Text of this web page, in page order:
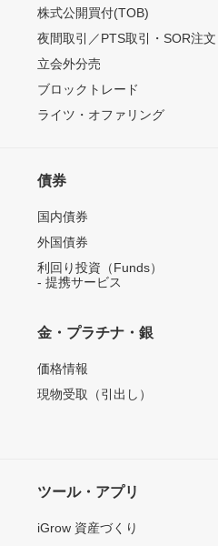
株式公開買付(TOB)
夜間取引／PTS取引・SOR注文
立会外分売
ブロックトレード
ライツ・オファリング
債券
国内債券
外国債券
利回り投資（Funds）
- 提携サービス
金・プラチナ・銀
価格情報
現物受取（引出し）
ツール・アプリ
iGrow 資産づくり